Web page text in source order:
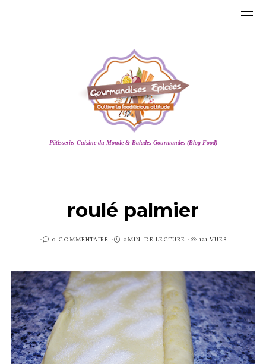
Pâtisserie, Cuisine du Monde & Balades Gourmandes (Blog Food)
roulé palmier
PUBLIÉ0 COMMENTAIRE 0MIN. DE LECTURE 121 VUES